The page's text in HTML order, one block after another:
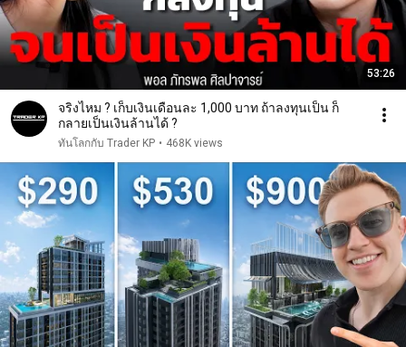
53:26
จริงไหม ? เก็บเงินเดือนละ 1,000 บาท ถ้าลงทุนเป็น ก็
กลายเป็นเงินล้านได้ ?
ทันโลกกับ Trader KP • 468K views